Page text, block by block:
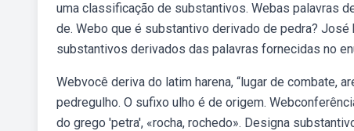
uma classificação de substantivos. Webas palavras
de. Webo que é substantivo derivado de pedra?
substantivos derivados das palavras fornecidas no
Webvocê deriva do latim harena, “lugar de combate,
pedregulho. O sufixo ulho é de origem.
do grego 'petra', «rocha, rochedo». Designa